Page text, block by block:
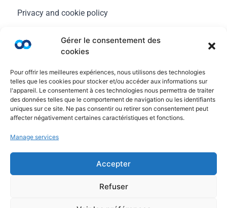
Gérer le consentement des
cookies
Pour offrir les meilleures expériences, nous utilisons des technologies
telles que les cookies pour stocker et/ou accéder aux informations sur
l'appareil. Le consentement à ces technologies nous permettra de traiter
des données telles que le comportement de navigation ou les identifiants
uniques sur ce site. Ne pas consentir ou retirer son consentement peut
affecter négativement certaines caractéristiques et fonctions.
Manage services
Accepter
Refuser
Privacy and cookie policy
General terms of use
FAQ